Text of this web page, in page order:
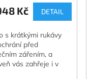
Kč DETAIL
s krátkými rukávy
před
zářením, a
vás zahřeje i v